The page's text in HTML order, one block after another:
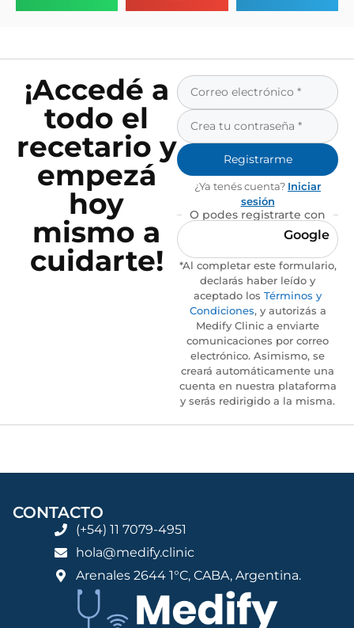
¡Accedé a
todo el
recetario y
empezá
hoy
mismo a
cuidarte!
Registrarme
¿Ya tenés cuenta? Iniciar
sesión
O podes registrarte con
Google
*Al completar este formulario,
declarás haber leído y
aceptado los Términos y
Condiciones, y autorizás a
Medify Clinic a enviarte
comunicaciones por correo
electrónico. Asimismo, se
creará automáticamente una
cuenta en nuestra plataforma
y serás redirigido a la misma.
CONTACTO
(+54) 11 7079-4951
hola@medify.clinic
Arenales 2644 1°C, CABA, Argentina.